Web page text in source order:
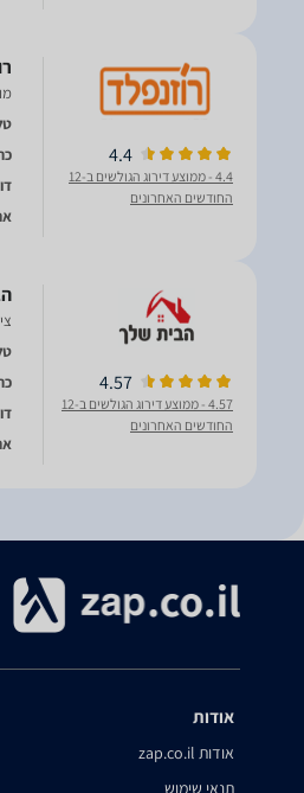
4.4
4.4
- ממוצע דירוג הגולשים ב-12
החודשים האחרונים
4.57
4.57
- ממוצע דירוג הגולשים ב-12
החודשים האחרונים
אודות
אודות zap.co.il
תנאי שימוש